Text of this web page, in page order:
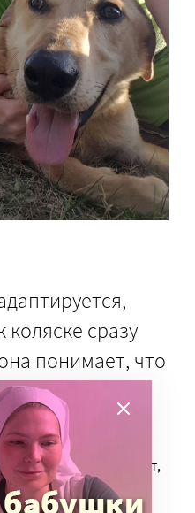
коляске сразу
понимает, что
бегать.
а потом
не реабилитируют,
мышцы, собака с